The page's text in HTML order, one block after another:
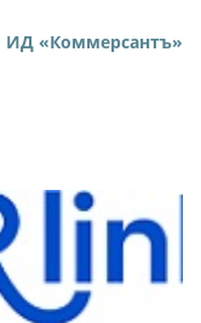
ИД «Коммерсантъ»